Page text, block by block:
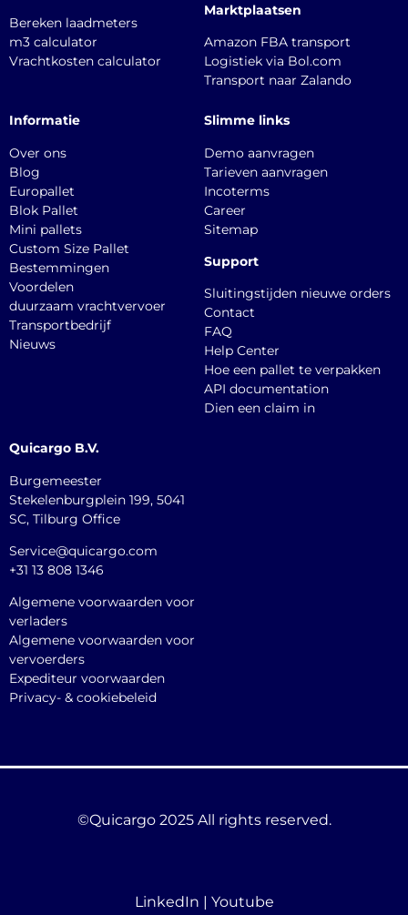
Bereken laadmeters
m3 calculator
Vrachtkosten calculator
Marktplaatsen
Amazon FBA transport
Logistiek via Bol.com
Transport naar Zalando
Informatie
Over ons
Blog
Europallet
Blok Pallet
Mini pallets
Custom Size Pallet
Bestemmingen
Voordelen
duurzaam vrachtvervoer
Transportbedrijf
Nieuws
Slimme links
Demo aanvragen
Tarieven aanvragen
Incoterms
Career
Sitemap
Support
Sluitingstijden nieuwe orders
Contact
FAQ
Help Center
Hoe een pallet te verpakken
API documentation
Dien een claim in
Quicargo B.V.
Burgemeester
Stekelenburgplein 199, 5041
SC, Tilburg Office
Service@quicargo.com
+31 13 808 1346
Algemene voorwaarden voor
verladers
Algemene voorwaarden voor
vervoerders
Expediteur voorwaarden
Privacy- & cookiebeleid
©Quicargo 2025 All rights reserved.
LinkedIn | Youtube